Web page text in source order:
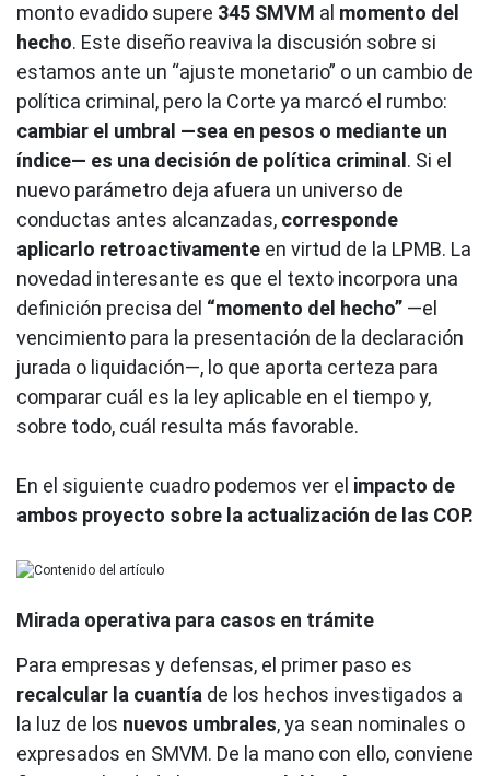
monto evadido supere 345 SMVM al momento del
hecho. Este diseño reaviva la discusión sobre si
estamos ante un “ajuste monetario” o un cambio de
política criminal, pero la Corte ya marcó el rumbo:
cambiar el umbral —sea en pesos o mediante un
índice— es una decisión de política criminal . Si el
nuevo parámetro deja afuera un universo de
conductas antes alcanzadas, corresponde
aplicarlo retroactivamente en virtud de la LPMB. La
novedad interesante es que el texto incorpora una
definición precisa del “momento del hecho” —el
vencimiento para la presentación de la declaración
jurada o liquidación—, lo que aporta certeza para
comparar cuál es la ley aplicable en el tiempo y,
sobre todo, cuál resulta más favorable.
En el siguiente cuadro podemos ver el impacto de
ambos proyecto sobre la actualización de las COP.
Mirada operativa para casos en trámite
Para empresas y defensas, el primer paso es
recalcular la cuantía de los hechos investigados a
la luz de los nuevos umbrales, ya sean nominales o
expresados en SMVM. De la mano con ello, conviene